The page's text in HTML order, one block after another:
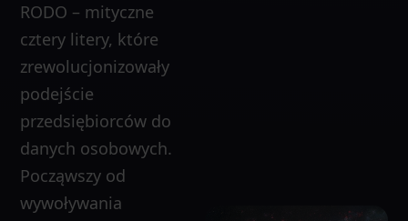
RODO – mityczne
cztery litery, które
zrewolucjonizowały
podejście
przedsiębiorców do
danych osobowych.
Począwszy od
wywoływania